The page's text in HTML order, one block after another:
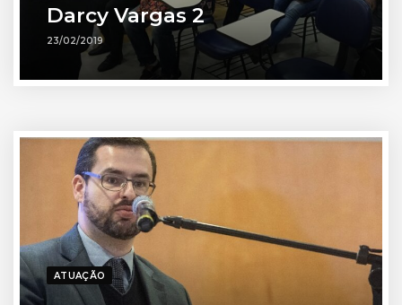
Darcy Vargas 2
23/02/2019
ATUAÇÃO